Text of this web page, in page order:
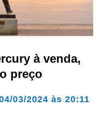
à venda,
preço
03/2024 às 20:11